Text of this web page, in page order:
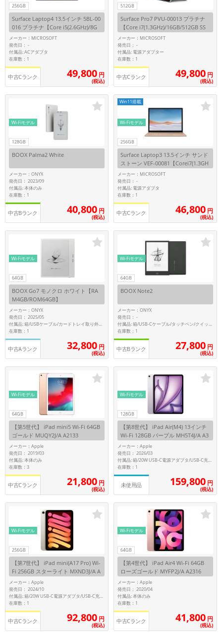
256GB
Surface Laptop4 13.5インチ 5BL-00
016 プラチナ【Core i5(2.6GHz)/8G
B/256GB SSD/Win11Pro】
メーカー：MICROSOFT
発売日：-
付属品: ACアダプタ
在庫数：1
中古Cランク 49,800 円
(税込)
512GB
Surface Pro7 PVU-00013 プラチナ
【Core i7(1.3GHz)/16GB/512GB SS
D/Win11Pro】
メーカー：MICROSOFT
発売日：-
付属品: 電源アダプター
在庫数：1
中古Cランク 49,800 円
(税込)
128GB
Wi-Fiモデル
BOOX Palma2 White
メーカー：ONYX
発売日： 2023/09
付属品: 本体のみ
在庫数：1
中古Bランク 40,800 円
(税込)
256GB
Wi-Fiモデル
Win11搭載
Surface Laptop3 13.5インチ サンド
ストーン VEF-00081【Corei7(1.3GH
z)/16GB/256GB SSD/Win11Home】
メーカー：MICROSOFT
発売日：-
付属品: 電源アダプタ
在庫数：1
中古Cランク 46,800 円
(税込)
64GB
Wi-Fiモデル
BOOX Go7 モノクロ ホワイト【RA
M4GB/ROM64GB】
メーカー：ONYX
発売日： 2025/05
付属品: 箱/USBケーブル/カードトレイ取り外しツール/クイックスタートガイド
在庫数：1
中古Aランク 32,800 円
(税込)
64GB
Wi-Fiモデル
BOOX Note2
メーカー：ONYX
発売日：-
付属品: 箱/USB-Cケーブル/タッチペン/クイックスタートガイド
在庫数：1
中古Bランク 27,800 円
(税込)
64GB
Wi-Fiモデル
【第5世代】 iPad mini5 Wi-Fi 64GB
ゴールド MUQY2J/A A2133
メーカー：Apple
発売日： 2019/03
付属品: 本体のみ
在庫数：3
中古Cランク 21,800 円
(税込)
128GB
Wi-Fiモデル
【第8世代】 iPad Air(M4) 13インチ
Wi-Fi 128GB パープル MH5T4J/A A3
461
メーカー：Apple
発売日： 2026/03
付属品: 箱/20W USB-C電源アダプタ/USB-C充電ケーブル(1m)/マニュアル
在庫数：1
未使用品 159,800 円
(税込)
256GB
Wi-Fiモデル
【第7世代】 iPad mini(A17 Pro) Wi-
Fi 256GB スターライト MXND3J/A A
2993
メーカー：Apple
発売日： 2024/10
付属品: 箱/20W USB-C電源アダプタ/USB-C充電ケーブル(1m)/マニュアル
在庫数：1
中古Cランク 92,800 円
(税込)
64GB
Wi-Fiモデル
【第4世代】 iPad Air4 Wi-Fi 64GB
ローズゴールド MYFP2J/A A2316
メーカー：Apple
発売日： 2020/04
付属品: 本体のみ
在庫数：1
中古Cランク 41,800 円
(税込)
OS
メモリ
容量
~
モニタサイズ
円
発売日
月 まで
各項目のチェックボックスは「or検索」となります。
ただし機能別のみ「and検索」となります。